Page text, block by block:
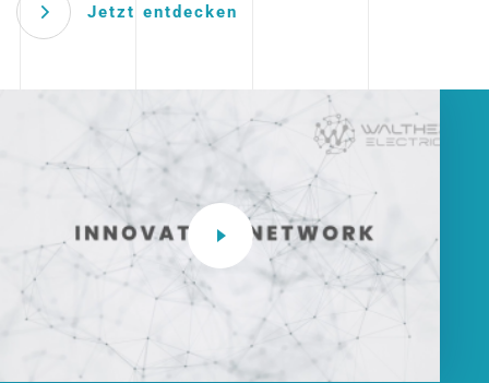
Jetzt entdecken